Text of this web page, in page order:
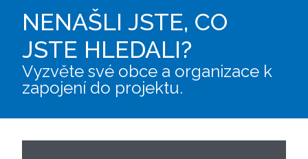
NENAŠLI JSTE, CO
JSTE HLEDALI?
Vyzvěte své obce a organizace k
zapojení do projektu.